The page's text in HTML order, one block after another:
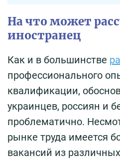
На что может
иностранец
Как и в большинстве
профессионального
квалификации,
украинцев, россиян и
проблематично.
рынке труда имеется
вакансий из